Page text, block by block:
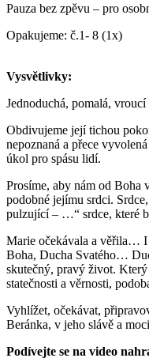
Pauza bez zpěvu – pro
Opakujeme: č.1- 8 (1x)
Vysvětlivky:
Jednoduchá, pomalá,
Obdivujeme její tichou
nepoznaná a přece
úkol pro spásu lidí.
Prosíme, aby nám od Boha
podobné jejímu srdci.
pulzující – …“ srdce, které
Marie očekávala a věřila… I
Boha, Ducha Svatého…
skutečný, pravý život.
statečnosti a věrnosti,
Vyhlížet, očekávat,
Beránka, v jeho slávě a
Podívejte se na video